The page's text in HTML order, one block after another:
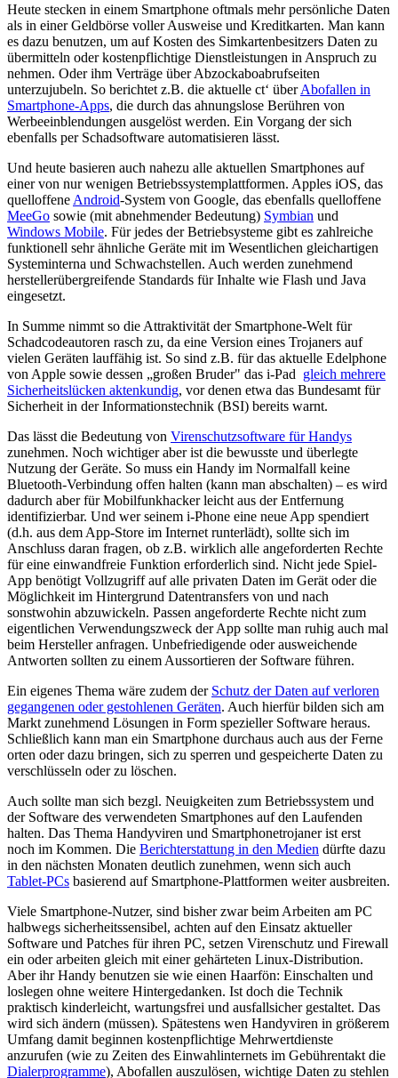
Heute stecken in einem Smartphone oftmals mehr persönliche Daten
als in einer Geldbörse voller Ausweise und Kreditkarten. Man kann
es dazu benutzen, um auf Kosten des Simkartenbesitzers Daten zu
übermitteln oder kostenpflichtige Dienstleistungen in Anspruch zu
nehmen. Oder ihm Verträge über Abzockaboabrufseiten
unterzujubeln. So berichtet z.B. die aktuelle ct‘ überAbofallen in
Smartphone-Apps, die durch das ahnungslose Berühren von
Werbeeinblendungen ausgelöst werden. Ein Vorgang der sich
ebenfalls per Schadsoftware automatisieren lässt.
Und heute basieren auch nahezu alle aktuellen Smartphones auf
einer von nur wenigen Betriebssystemplattformen. Apples iOS, das
quelloffene Android-System von Google, das ebenfalls quelloffene
MeeGo sowie (mit abnehmender Bedeutung) Symbian und
Windows Mobile. Für jedes der Betriebsysteme gibt es zahlreiche
funktionell sehr ähnliche Geräte mit im Wesentlichen gleichartigen
Systeminterna und Schwachstellen. Auch werden zunehmend
herstellerübergreifende Standards für Inhalte wie Flash und Java
eingesetzt.
In Summe nimmt so die Attraktivität der Smartphone-Welt für
Schadcodeautoren rasch zu, da eine Version eines Trojaners auf
vielen Geräten lauffähig ist. So sind z.B. für das aktuelle Edelphone
von Apple sowie dessen „großen Bruder" das i-Pad gleich mehrere
Sicherheitslücken aktenkundig, vor denen etwa das Bundesamt für
Sicherheit in der Informationstechnik (BSI) bereits warnt.
Das lässt die Bedeutung von Virenschutzsoftware für Handys
zunehmen. Noch wichtiger aber ist die bewusste und überlegte
Nutzung der Geräte. So muss ein Handy im Normalfall keine
Bluetooth-Verbindung offen halten (kann man abschalten) – es wird
dadurch aber für Mobilfunkhacker leicht aus der Entfernung
identifizierbar. Und wer seinem i-Phone eine neue App spendiert
(d.h. aus dem App-Store im Internet runterlädt), sollte sich im
Anschluss daran fragen, ob z.B. wirklich alle angeforderten Rechte
für eine einwandfreie Funktion erforderlich sind. Nicht jede Spiel-
App benötigt Vollzugriff auf alle privaten Daten im Gerät oder die
Möglichkeit im Hintergrund Datentransfers von und nach
sonstwohin abzuwickeln. Passen angeforderte Rechte nicht zum
eigentlichen Verwendungszweck der App sollte man ruhig auch mal
beim Hersteller anfragen. Unbefriedigende oder ausweichende
Antworten sollten zu einem Aussortieren der Software führen.
Ein eigenes Thema wäre zudem der Schutz der Daten auf verloren
gegangenen oder gestohlenen Geräten. Auch hierfür bilden sich am
Markt zunehmend Lösungen in Form spezieller Software heraus.
Schließlich kann man ein Smartphone durchaus auch aus der Ferne
orten oder dazu bringen, sich zu sperren und gespeicherte Daten zu
verschlüsseln oder zu löschen.
Auch sollte man sich bezgl. Neuigkeiten zum Betriebssystem und
der Software des verwendeten Smartphones auf den Laufenden
halten. Das Thema Handyviren und Smartphonetrojaner ist erst
noch im Kommen. Die Berichterstattung in den Medien dürfte dazu
in den nächsten Monaten deutlich zunehmen, wenn sich auch
Tablet-PCs basierend auf Smartphone-Plattformen weiter ausbreiten.
Viele Smartphone-Nutzer, sind bisher zwar beim Arbeiten am PC
halbwegs sicherheitssensibel, achten auf den Einsatz aktueller
Software und Patches für ihren PC, setzen Virenschutz und Firewall
ein oder arbeiten gleich mit einer gehärteten Linux-Distribution.
Aber ihr Handy benutzen sie wie einen Haarfön: Einschalten und
loslegen ohne weitere Hintergedanken. Ist doch die Technik
praktisch kinderleicht, wartungsfrei und ausfallsicher gestaltet. Das
wird sich ändern (müssen). Spätestens wen Handyviren in größerem
Umfang damit beginnen kostenpflichtige Mehrwertdienste
anzurufen (wie zu Zeiten des Einwahlinternets im Gebührentakt die
Dialerprogramme), Abofallen auszulösen, wichtige Daten zu stehlen